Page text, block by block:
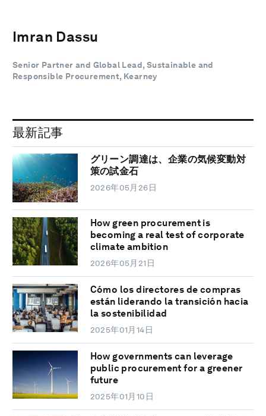
Imran Dassu
Senior Partner and Global Lead, Sustainable and
Responsible Procurement, Kearney
最新記事
グリーン調達は、企業の気候変動対
策の試金石
2026年05月26日
How green procurement is
becoming a real test of corporate
climate ambition
2026年05月21日
Cómo los directores de compras
están liderando la transición hacia
la sostenibilidad
2025年01月14日
How governments can leverage
public procurement for a greener
future
2025年01月10日